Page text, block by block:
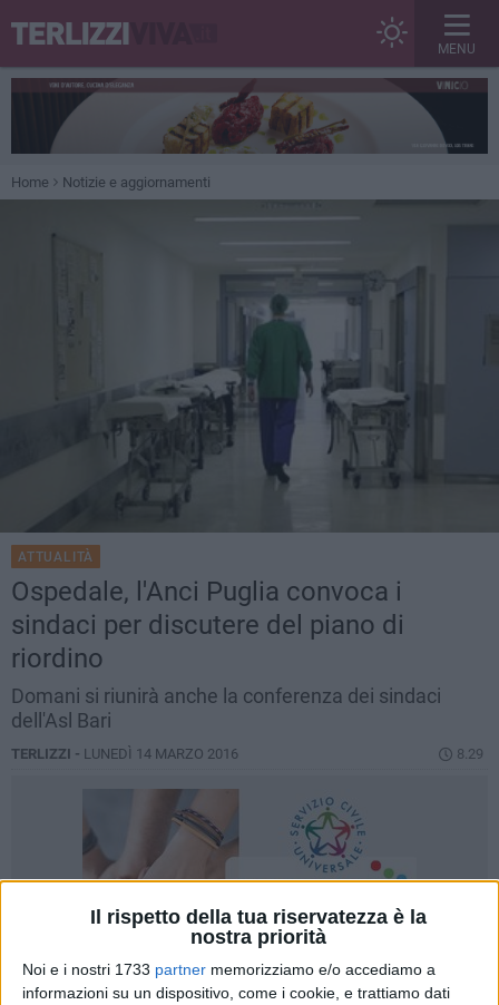
Il rispetto della tua riservatezza è la
nostra priorità
Noi e i nostri 1733 partner memorizziamo e/o accediamo a
informazioni su un dispositivo, come i cookie, e trattiamo dati
MENU
Home Notizie e aggiornamenti
ATTUALITÀ
Ospedale, l'Anci Puglia convoca i
sindaci per discutere del piano di
riordino
Domani si riunirà anche la conferenza dei sindaci
dell'Asl Bari
TERLIZZI - LUNEDÌ 14 MARZO 2016 8.29